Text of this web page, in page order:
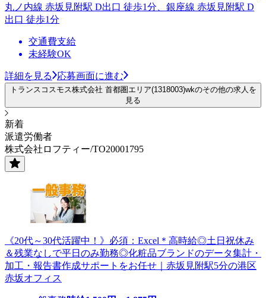
丸ノ内線 赤坂見附駅 D出口 徒歩1分、銀座線 赤坂見附駅 D
出口 徒歩1分
交通費支給
未経験OK
詳細を見る 応募画面に進む
トランスコスモス株式会社 首都圏エリア(1318003)wkのその他の求人を
見る
新着
派遣労働者
株式会社ロフティー/TO20001795
《20代～30代活躍中！》必須：Excel＊高時給◎土日祝休み
＆残業なしで平日のみ勤務◎化粧品ブランドのデータ集計・
加工・報告書作成サポートをお任せ｜赤坂見附駅5分の港区
赤坂オフィス